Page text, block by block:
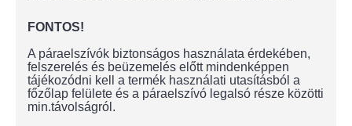
FONTOS!
A páraelszívók biztonságos használata érdekében,
felszerelés és beüzemelés előtt mindenképpen
tájékozódni kell a termék használati utasításból a
főzőlap felülete és a páraelszívó legalsó része közötti
min.távolságról.